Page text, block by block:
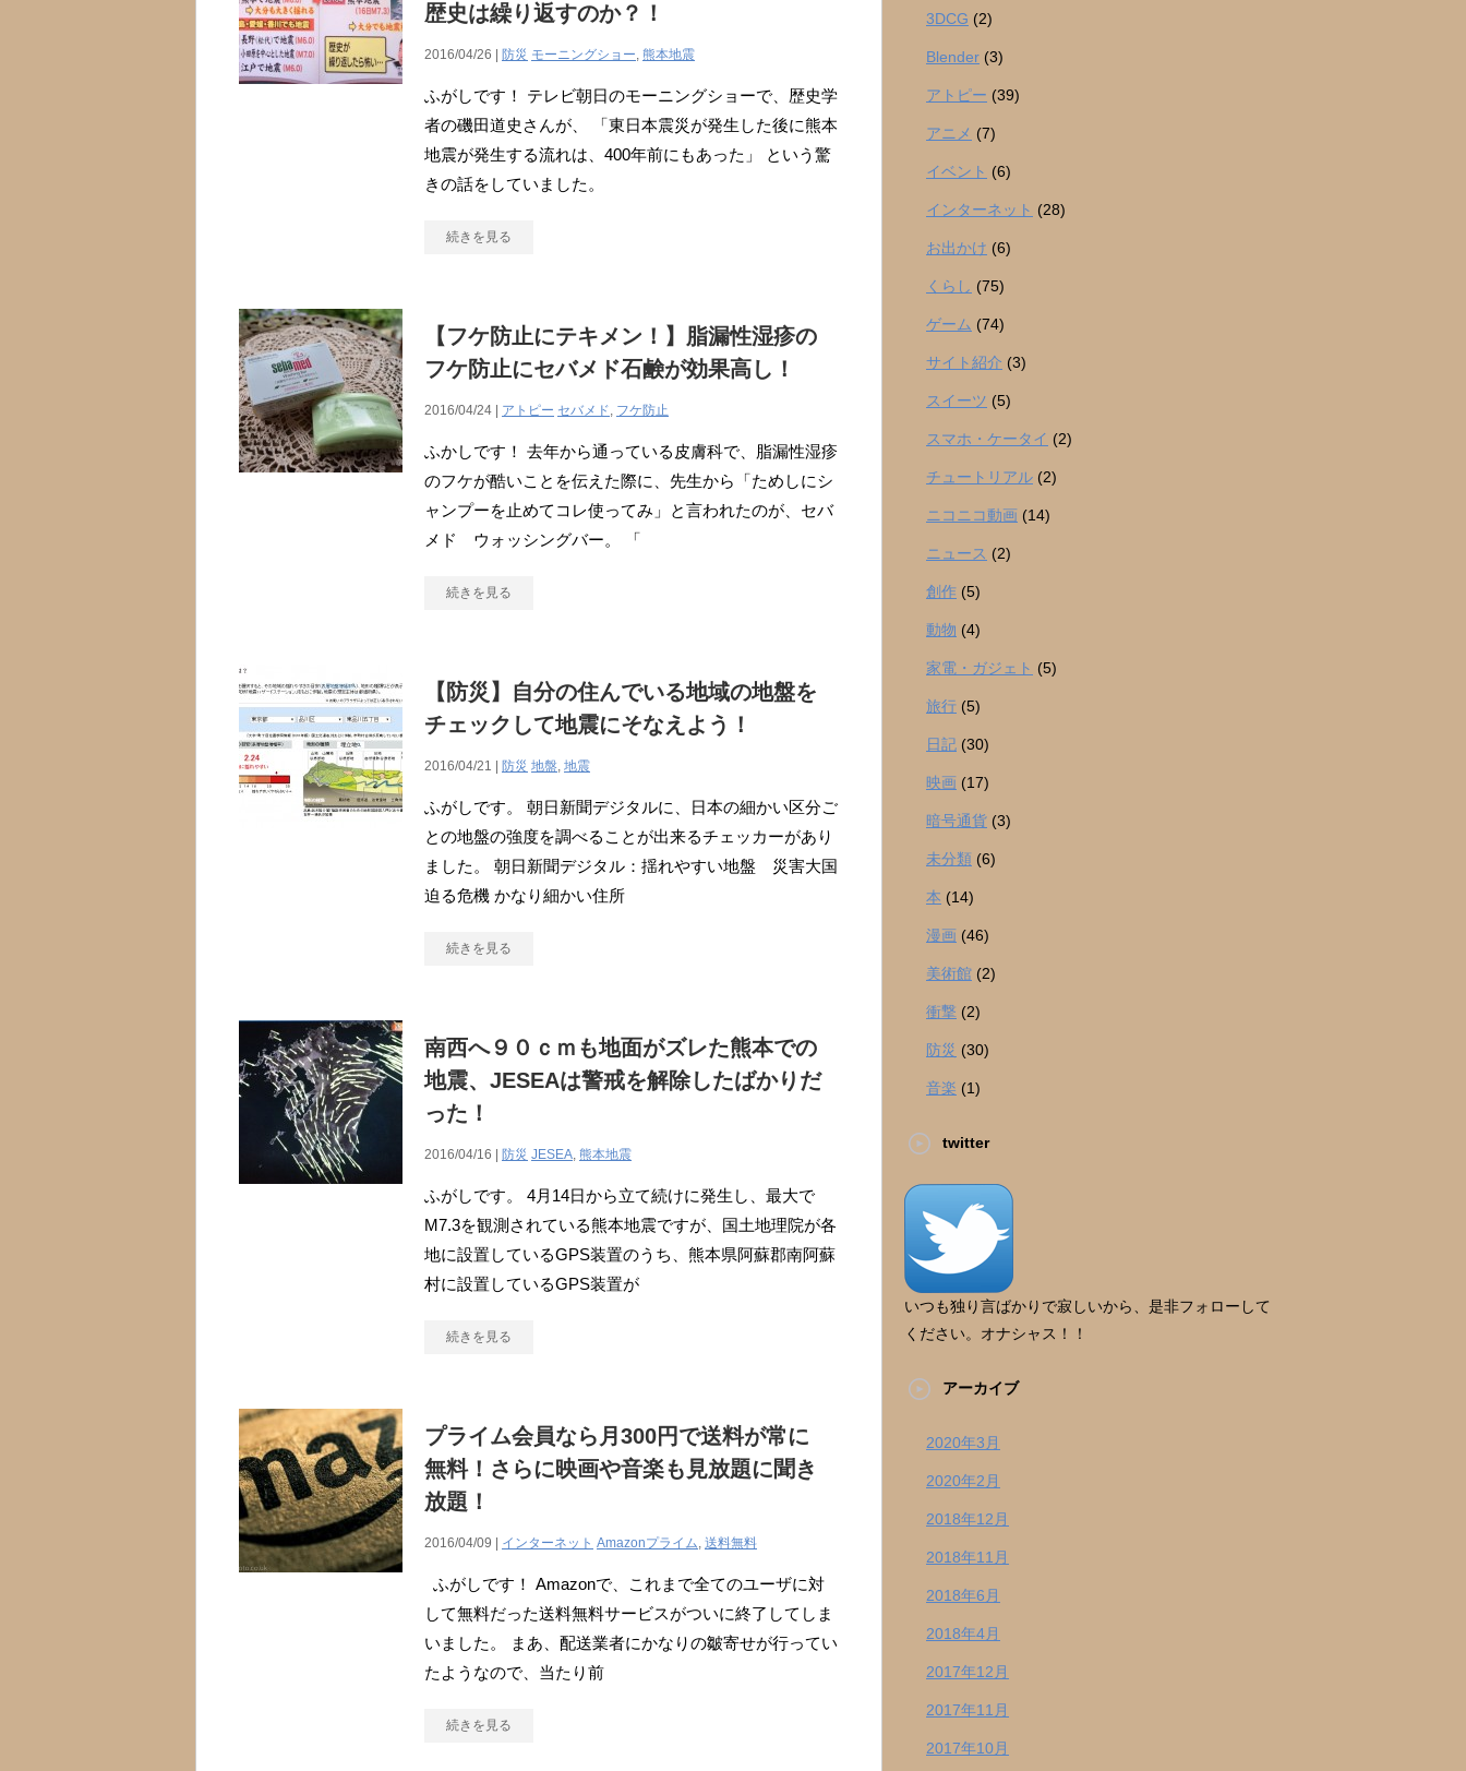
歴史は繰り返すのか？！
2016/04/26 | 防災 モーニングショー, 熊本地震
ふがしです！ テレビ朝日のモーニングショーで、歴史学
者の磯田道史さんが、 「東日本震災が発生した後に熊本
地震が発生する流れは、400年前にもあった」 という驚
きの話をしていました。
続きを見る
【フケ防止にテキメン！】脂漏性湿疹の
フケ防止にセバメド石鹸が効果高し！
2016/04/24 | アトピー セバメド, フケ防止
ふかしです！ 去年から通っている皮膚科で、脂漏性湿疹
のフケが酷いことを伝えた際に、先生から「ためしにシ
ャンプーを止めてコレ使ってみ」と言われたのが、セバ
メド ウォッシングバー。 「
続きを見る
【防災】自分の住んでいる地域の地盤を
チェックして地震にそなえよう！
2016/04/21 | 防災 地盤, 地震
ふがしです。 朝日新聞デジタルに、日本の細かい区分ご
との地盤の強度を調べることが出来るチェッカーがあり
ました。 朝日新聞デジタル：揺れやすい地盤 災害大国
迫る危機 かなり細かい住所
続きを見る
南西へ９０ｃｍも地面がズレた熊本での
地震、JESEAは警戒を解除したばかりだ
った！
2016/04/16 | 防災 JESEA, 熊本地震
ふがしです。 4月14日から立て続けに発生し、最大で
M7.3を観測されている熊本地震ですが、国土地理院が各
地に設置しているGPS装置のうち、熊本県阿蘇郡南阿蘇
村に設置しているGPS装置が
続きを見る
プライム会員なら月300円で送料が常に
無料！さらに映画や音楽も見放題に聞き
放題！
2016/04/09 | インターネット Amazonプライム, 送料無料
ふがしです！ Amazonで、これまで全てのユーザに対
して無料だった送料無料サービスがついに終了してしま
いました。 まあ、配送業者にかなりの皺寄せが行ってい
たようなので、当たり前
続きを見る
3DCG (2)
Blender (3)
アトピー (39)
アニメ (7)
イベント (6)
インターネット (28)
お出かけ (6)
くらし (75)
ゲーム (74)
サイト紹介 (3)
スイーツ (5)
スマホ・ケータイ (2)
チュートリアル (2)
ニコニコ動画 (14)
ニュース (2)
創作 (5)
動物 (4)
家電・ガジェト (5)
旅行 (5)
日記 (30)
映画 (17)
暗号通貨 (3)
未分類 (6)
本 (14)
漫画 (46)
美術館 (2)
衝撃 (2)
防災 (30)
音楽 (1)
twitter
いつも独り言ばかりで寂しいから、是非フォローして
ください。オナシャス！！
アーカイブ
2020年3月
2020年2月
2018年12月
2018年11月
2018年6月
2018年4月
2017年12月
2017年11月
2017年10月